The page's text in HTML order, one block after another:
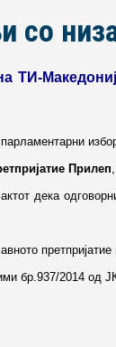
ТИ-
Прилеп
дека
бр.937/